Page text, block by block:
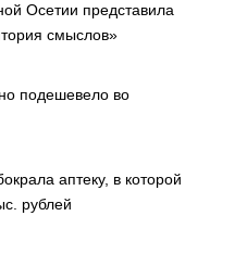
Осетии представила
смыслов»
подешевело во
аптеку, в которой
рублей